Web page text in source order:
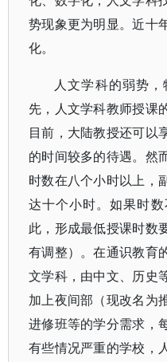
势现象更为明显。近十
化。
人文学科的弱势
先，人文学科教师授课
目前，大陆教授还可以
的时间较多的待遇。然
时数在八个小时以上，
达十个小时。如果时
此，形成最低授课时数
有调整）。在通识教育
文学科，由中文、历史
加上夜间部（现改名为
进修班等的学分需求，
有些情况严重的学校，